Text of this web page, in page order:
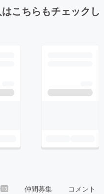
こちらもチェックし
13 仲間募集 コメント